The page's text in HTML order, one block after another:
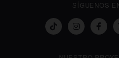
SÍGUENOS